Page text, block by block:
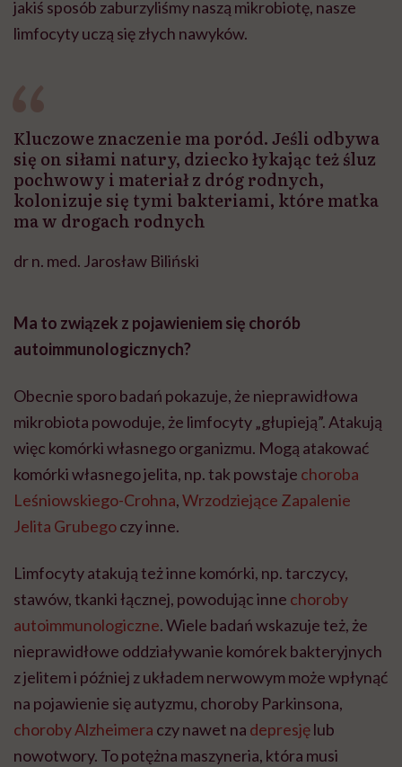
jakiś sposób zaburzyliśmy naszą mikrobiotę, nasze
limfocyty uczą się złych nawyków.
Kluczowe znaczenie ma poród. Jeśli odbywa
się on siłami natury, dziecko łykając też śluz
pochwowy i materiał z dróg rodnych,
kolonizuje się tymi bakteriami, które matka
ma w drogach rodnych
dr n. med. Jarosław Biliński
Ma to związek z pojawieniem się chorób
autoimmunologicznych?
Obecnie sporo badań pokazuje, że nieprawidłowa
mikrobiota powoduje, że limfocyty „głupieją”. Atakują
więc komórki własnego organizmu. Mogą atakować
komórki własnego jelita, np. tak powstaje choroba
Leśniowskiego-Crohna,Wrzodziejące Zapalenie
Jelita Grubegoczy inne.
Limfocyty atakują też inne komórki, np. tarczycy,
stawów, tkanki łącznej, powodując inne choroby
autoimmunologiczne. Wiele badań wskazuje też, że
nieprawidłowe oddziaływanie komórek bakteryjnych
z jelitem i później z układem nerwowym może wpłynąć
na pojawienie się autyzmu, choroby Parkinsona,
choroby Alzheimera czy nawet na depresjęlub
nowotwory. To potężna maszyneria, która musi